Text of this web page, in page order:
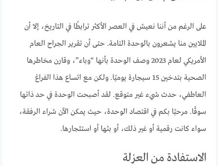
على الرغم من أننا نعيش في العصر الأكثر ترابطًا في التاريخ، إلا أن
الملايين منا يشعرون بالوحدة التامة. حتى أن تقرير الجراح العام
الأمريكي لعام 2023 وصف الوحدة بأنها “وباء”، وقارن مخاطرها
الصحية بتدخين 15 سيجارة يوميًا. ولكن مع اتساع هذا الفراغ
العاطفي، حدث شيء غير متوقع. لقد أصبحت الوحدة في حد ذاتها
سوقًا. مرحبًا بكم في اقتصاد الوحدة، حيث يمكن الآن شراء الرفقة،
سواء كانت رقمية أو غير ذلك، أو بثها أو استئجارها.
الاستفادة من العزلة